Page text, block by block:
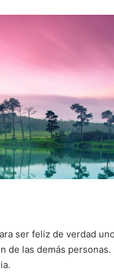
ser feliz de verdad
de las demás personas.